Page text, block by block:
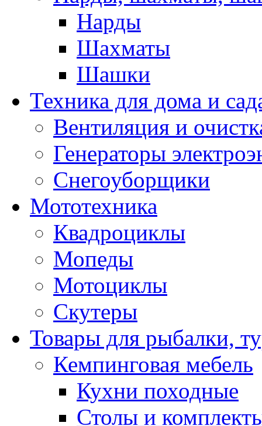
Нарды
Шахматы
Шашки
Техника для дома и
Вентиляция и
Генераторы
Снегоуборщики
Мототехника
Квадроциклы
Мопеды
Мотоциклы
Скутеры
Товары для рыбалки,
Кемпинговая мебель
Кухни походные
Столы и